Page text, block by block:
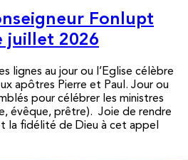
Fonlupt
juillet 2026
lignes au jour ou l’Eglise célèbre
apôtres Pierre et Paul. Jour ou
pour célébrer les ministres
évêque, prêtre). Joie de rendre
la fidélité de Dieu à cet appel